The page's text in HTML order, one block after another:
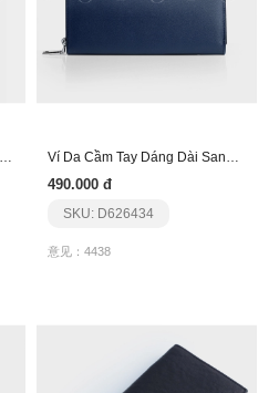
490.000 đ
SKU: D626434
意见：4438